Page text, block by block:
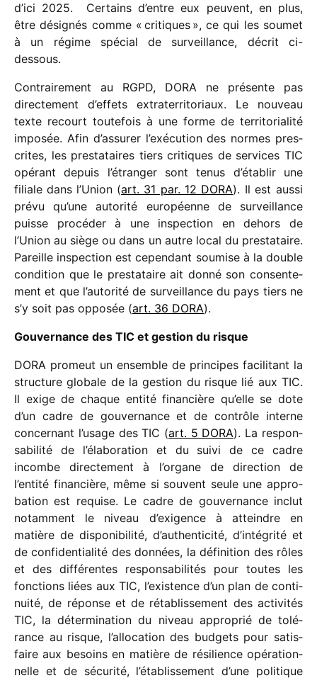
d’ici 2025. Certains d’entre eux peuvent, en plus,
être dési­gnés comme « critiques », ce qui les soumet
à un régime spécial de surveillance, décrit ci-
dessous.
Contrairement au RGPD, DORA ne présente pas
direc­te­ment d’effets extra­ter­ri­to­riaux. Le nouveau
texte recourt toute­fois à une forme de terri­to­ria­lité
impo­sée. Afin d’assurer l’exécution des normes pres­
crites, les pres­ta­taires tiers critiques de services TIC
opérant depuis l’étran­ger sont tenus d’établir une
filiale dans l’Union (art. 31 par. 12 DORA). Il est aussi
prévu qu’une auto­rité euro­péenne de surveillance
puisse procé­der à une inspec­tion en dehors de
l’Union au siège ou dans un autre local du pres­ta­taire.
Pareille inspec­tion est cepen­dant soumise à la double
condi­tion que le pres­ta­taire ait donné son consen­te­
ment et que l’autorité de surveillance du pays tiers ne
s’y soit pas oppo­sée (art. 36 DORA).
Gouvernance des TIC et gestion du risque
DORA promeut un ensemble de prin­cipes faci­li­tant la
struc­ture globale de la gestion du risque lié aux TIC.
Il exige de chaque entité finan­cière qu’elle se dote
d’un cadre de gouver­nance et de contrôle interne
concer­nant l’usage des TIC (art. 5 DORA). La respon­
sa­bi­lité de l’élaboration et du suivi de ce cadre
incombe direc­te­ment à l’organe de direc­tion de
l’entité finan­cière, même si souvent seule une appro­
ba­tion est requise. Le cadre de gouver­nance inclut
notam­ment le niveau d’exigence à atteindre en
matière de dispo­ni­bi­lité, d’authenticité, d’intégrité et
de confi­den­tia­lité des données, la défi­ni­tion des rôles
et des diffé­rentes respon­sa­bi­li­tés pour toutes les
fonc­tions liées aux TIC, l’existence d’un plan de conti­
nuité, de réponse et de réta­blis­se­ment des acti­vi­tés
TIC, la déter­mi­na­tion du niveau appro­prié de tolé­
rance au risque, l’allocation des budgets pour satis­
faire aux besoins en matière de rési­lience opéra­tion­
nelle et de sécu­rité, l’établissement d’une poli­tique